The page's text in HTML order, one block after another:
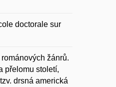
doctorale sur
žánrů.
přelomu století,
drsná americká